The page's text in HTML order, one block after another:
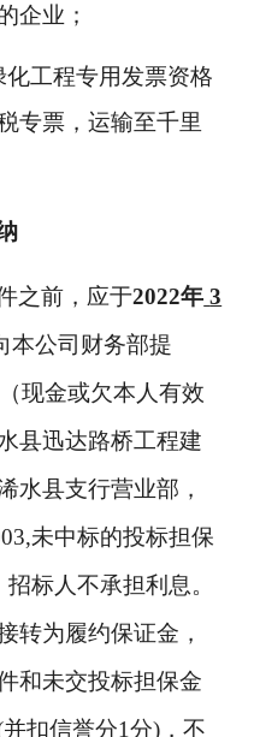
企业；
工程专用发票资格
专票，运输至千里
之前，应于2022年 3
本公司财务部提
现金或欠本人有效
县迅达路桥工程建
水县支行营业部，
,未中标的投标担保
标人不承担利息。
转为履约保证金，
和未交投标担保金
扣信誉分1分)，不